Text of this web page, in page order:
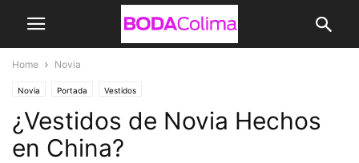
Home Novia
Novia Portada Vestidos
¿Vestidos de Novia Hechos
en China?